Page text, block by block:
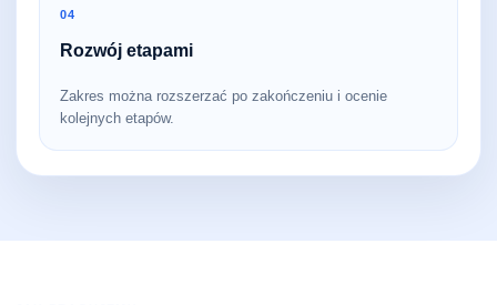
04
Rozwój etapami
Zakres można rozszerzać po zakończeniu i ocenie
kolejnych etapów.